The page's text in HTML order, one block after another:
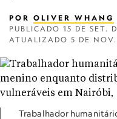
POR OLIVER WHANG
PUBLICADO 15 DE SET.
ATUALIZADO 5 DE
Trabalhador